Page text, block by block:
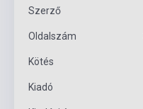
Szerző
Oldalszám
Kötés
Kiadó